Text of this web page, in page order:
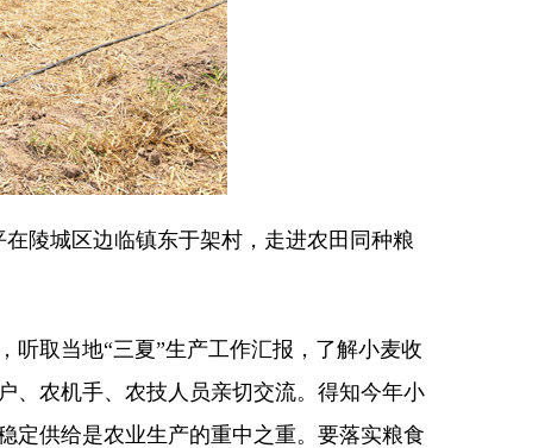
陵城区边临镇东于架村，走进农田同种粮
听取当地“三夏”生产工作汇报，了解小麦收
、农机手、农技人员亲切交流。得知今年小
定供给是农业生产的重中之重。要落实粮食